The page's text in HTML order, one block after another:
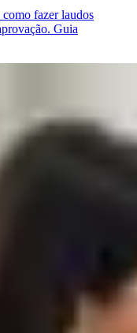
fazer laudos
Guia